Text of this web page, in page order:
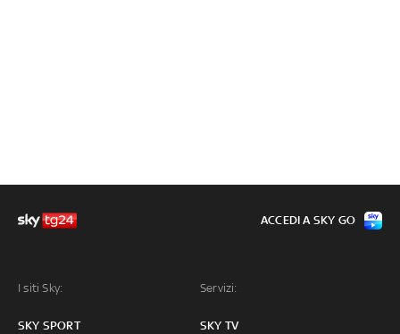
I siti Sky:
SKY SPORT
Servizi:
SKY TV
ACCEDI A SKY GO